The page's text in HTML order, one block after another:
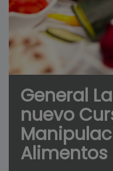
General
nuevo
Alimentos